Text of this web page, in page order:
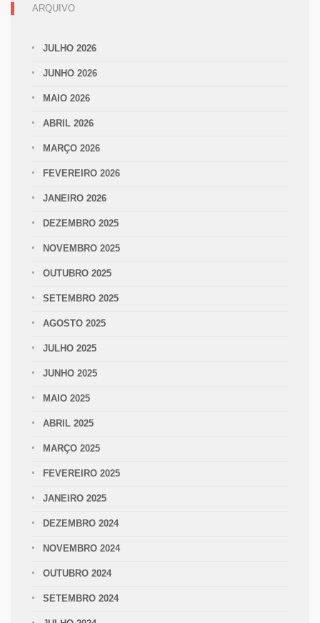
ARQUIVO
JULHO 2026
JUNHO 2026
MAIO 2026
ABRIL 2026
MARÇO 2026
FEVEREIRO 2026
JANEIRO 2026
DEZEMBRO 2025
NOVEMBRO 2025
OUTUBRO 2025
SETEMBRO 2025
AGOSTO 2025
JULHO 2025
JUNHO 2025
MAIO 2025
ABRIL 2025
MARÇO 2025
FEVEREIRO 2025
JANEIRO 2025
DEZEMBRO 2024
NOVEMBRO 2024
OUTUBRO 2024
SETEMBRO 2024